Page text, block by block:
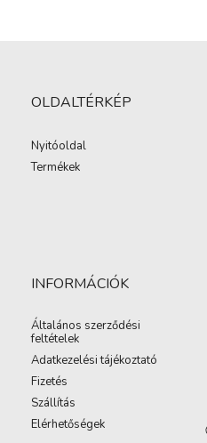
OLDALTÉRKÉP
Nyitóoldal
Termékek
INFORMÁCIÓK
Általános szerződési
feltételek
Adatkezelési tájékoztató
Fizetés
Szállítás
Elérhetőségek